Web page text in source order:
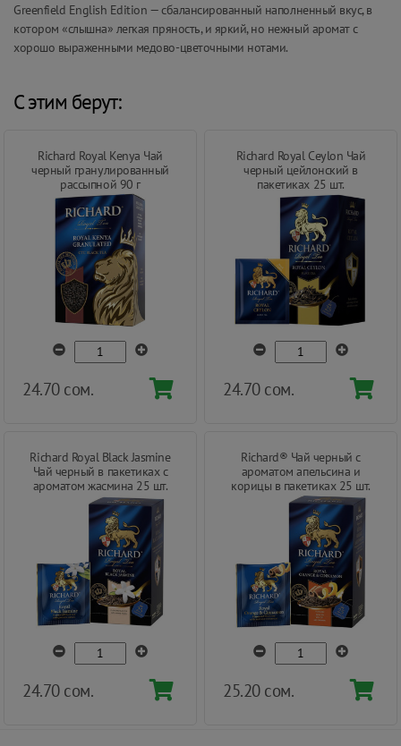
Greenfield English Edition — сбалансированный наполненный вкус, в
котором «слышна» легкая пряность, и яркий, но нежный аромат с
хорошо выраженными медово-цветочными нотами.
С этим берут:
Richard Royal Kenya Чай
черный гранулированный
рассыпной 90 г
24.70 сом.
Richard Royal Ceylon Чай
черный цейлонский в
пакетиках 25 шт.
24.70 сом.
Richard Royal Black Jasmine
Чай черный в пакетиках с
ароматом жасмина 25 шт.
24.70 сом.
Richard® Чай черный с
ароматом апельсина и
корицы в пакетиках 25 шт.
25.20 сом.